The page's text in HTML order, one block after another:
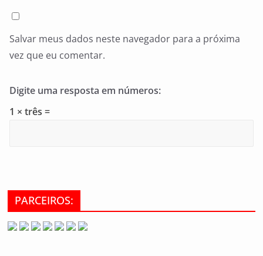
Salvar meus dados neste navegador para a próxima
vez que eu comentar.
Digite uma resposta em números:
1 × três =
PARCEIROS: